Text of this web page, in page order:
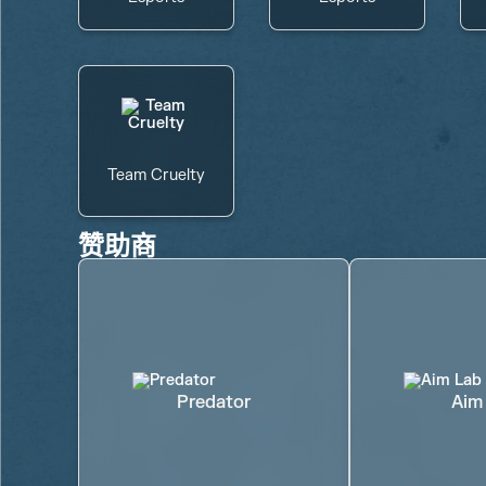
Team Cruelty
赞助商
Predator